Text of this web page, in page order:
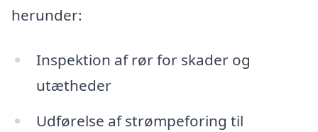
herunder:
Inspektion af rør for skader og
utætheder
Udførelse af strømpeforing til